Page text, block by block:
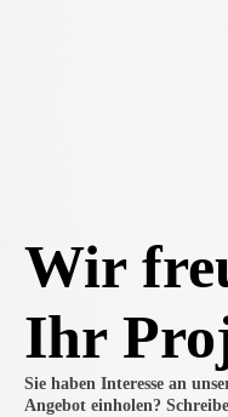
Wir
Ihr
Sie haben Interesse an
Angebot einholen?